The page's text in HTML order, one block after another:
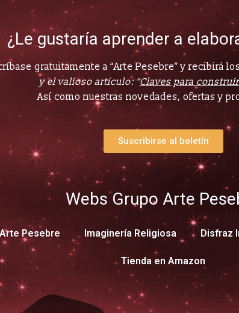
¿Le gustaría aprender a
gratuitamente a “Arte Pesebre” y recibirá
y el valioso artículo: “Claves para
Así como nuestras novedades, ofertas y
Suscribirse al boletín
Webs Grupo Arte
Arte Pesebre Imaginería Religiosa Disfraz
Tienda en Amazon